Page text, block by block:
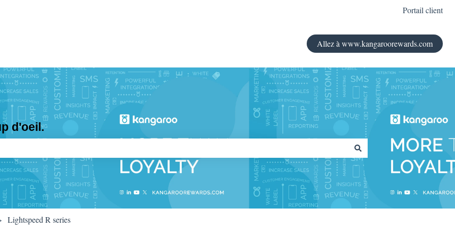
Portail client
Allez à www.kangaroorewards.com
d'oeil.
recherche est vide.
Lightspeed R series